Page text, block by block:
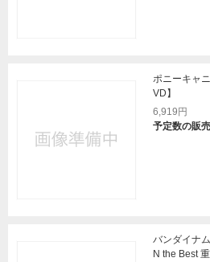
ポニーキャ
VD】
6,919円
予定数の販
バンダイナ
N the Best